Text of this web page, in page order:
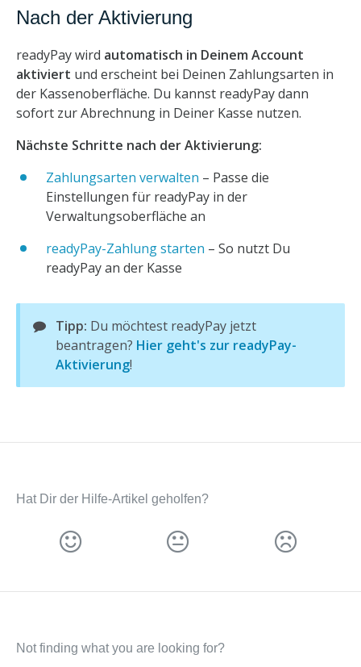
Nach der Aktivierung
readyPay wird automatisch in Deinem Account
aktiviert und erscheint bei Deinen Zahlungsarten in
der Kassenoberfläche. Du kannst readyPay dann
sofort zur Abrechnung in Deiner Kasse nutzen.
Nächste Schritte nach der Aktivierung:
Zahlungsarten verwalten – Passe die
Einstellungen für readyPay in der
Verwaltungsoberfläche an
readyPay-Zahlung starten – So nutzt Du
readyPay an der Kasse
Tipp: Du möchtest readyPay jetzt
beantragen? Hier geht's zur readyPay-
Aktivierung!
Hat Dir der Hilfe-Artikel geholfen?
Not finding what you are looking for?